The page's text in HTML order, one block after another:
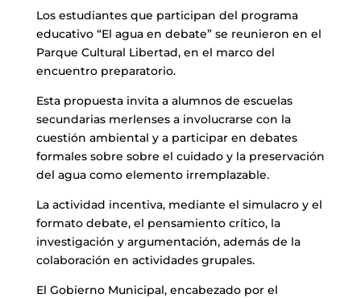
Los estudiantes que participan del programa
educativo “El agua en debate” se reunieron en el
Parque Cultural Libertad, en el marco del
encuentro preparatorio.
Esta propuesta invita a alumnos de escuelas
secundarias merlenses a involucrarse con la
cuestión ambiental y a participar en debates
formales sobre sobre el cuidado y la preservación
del agua como elemento irremplazable.
La actividad incentiva, mediante el simulacro y el
formato debate, el pensamiento crítico, la
investigación y argumentación, además de la
colaboración en actividades grupales.
El Gobierno Municipal, encabezado por el